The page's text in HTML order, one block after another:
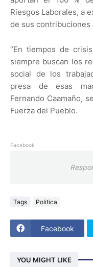
Riesgos Laborales, a
de sus contribuciones
“En tiempos de
siempre buscan los
social de los
presa de esas
Fernando Caamaño,
Fuerza del Pueblo.
Facebook
Tags Politica
Facebook
YOU MIGHT LIKE